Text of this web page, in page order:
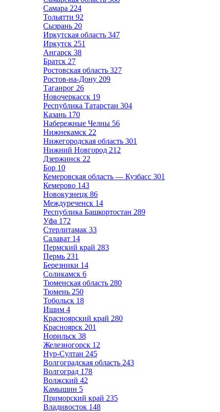
Самара 224
Тольятти 92
Сызрань 20
Иркутская область 347
Иркутск 251
Ангарск 38
Братск 27
Ростовская область 327
Ростов-на-Дону 209
Таганрог 26
Новочеркасск 19
Республика Татарстан 304
Казань 170
Набережные Челны 56
Нижнекамск 22
Нижегородская область 301
Нижний Новгород 212
Дзержинск 22
Бор 10
Кемеровская область — Кузбасс 301
Кемерово 143
Новокузнецк 86
Междуреченск 14
Республика Башкортостан 289
Уфа 172
Стерлитамак 33
Салават 14
Пермский край 283
Пермь 231
Березники 14
Соликамск 6
Тюменская область 280
Тюмень 250
Тобольск 18
Ишим 4
Красноярский край 280
Красноярск 201
Норильск 38
Железногорск 12
Нур-Султан 245
Волгоградская область 243
Волгоград 178
Волжский 42
Камышин 5
Приморский край 235
Владивосток 148